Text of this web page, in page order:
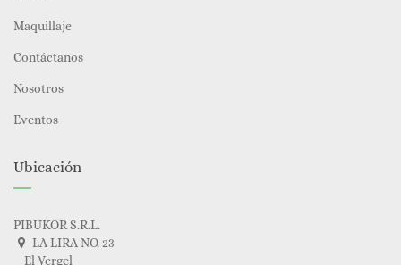
Maquillaje
Contáctanos
Nosotros
Eventos
Ubicación
PIBUKOR S.R.L.
LA LIRA NO. 23
El Vergel